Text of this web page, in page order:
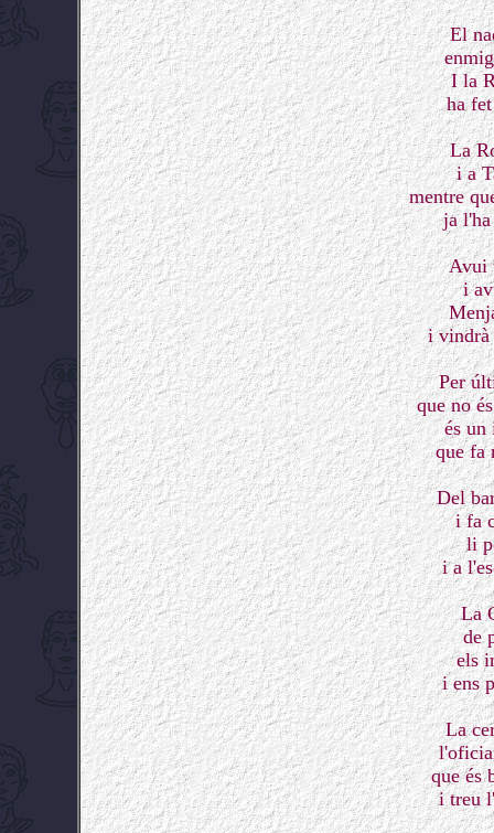
El
I la
ha
La
i a
mentre
ja
Avui
i
i vindrà
Per
que no
és un
que fa
Del
i fa
li
i a
La
de
els
i ens
La
que és
i treu